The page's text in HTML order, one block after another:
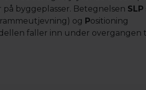
byggeplasser. Betegnelsen SLP
og Positioning
faller inn under overgangen